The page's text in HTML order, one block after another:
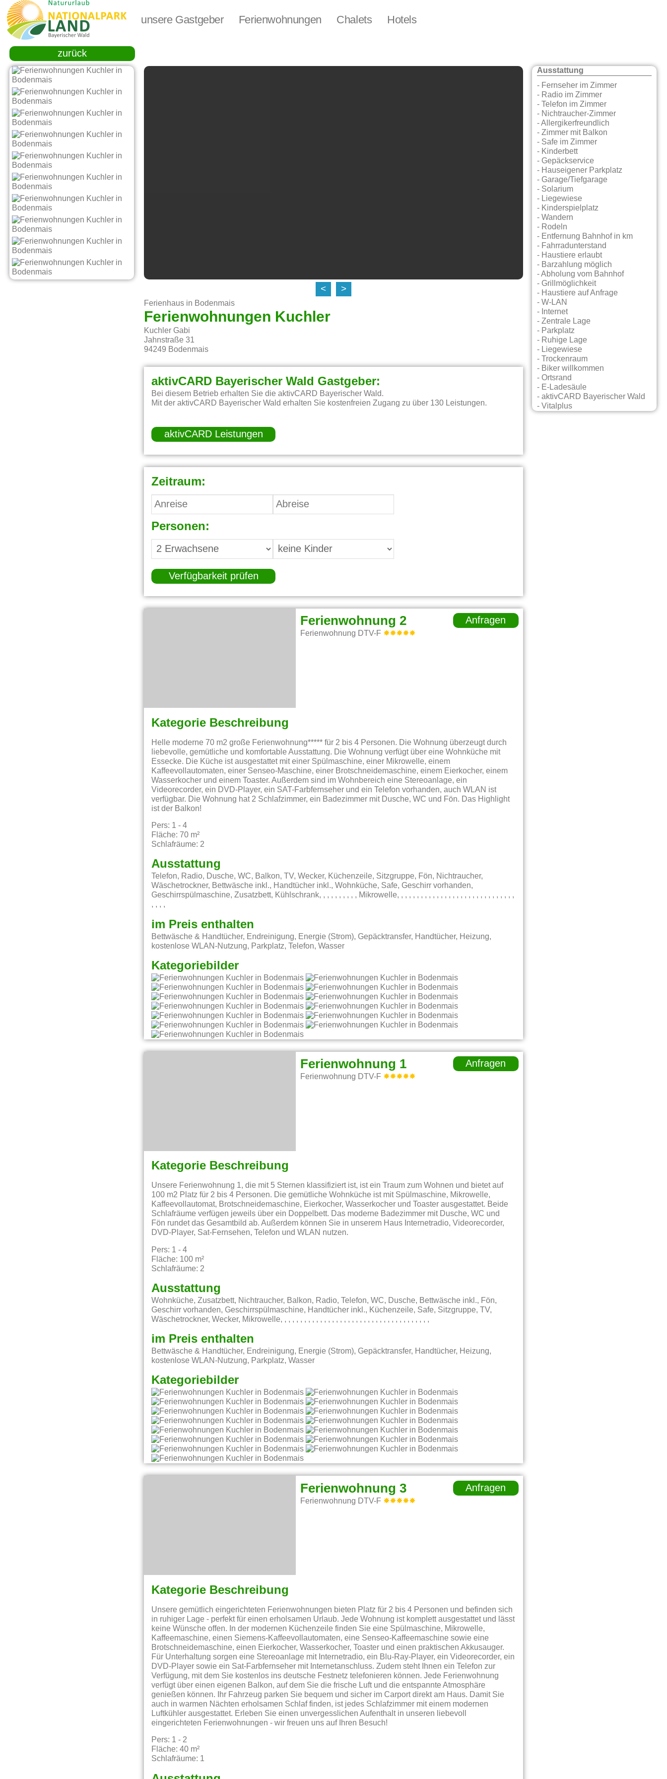
unsere Gastgeber Ferienwohnungen Chalets Hotels
zurück
< >
Ferienhaus in Bodenmais
Ferienwohnungen Kuchler
Kuchler Gabi
Jahnstraße 31
94249 Bodenmais
aktivCARD Bayerischer Wald Gastgeber:
Bei diesem Betrieb erhalten Sie die aktivCARD Bayerischer Wald.
Mit der aktivCARD Bayerischer Wald erhalten Sie kostenfreien Zugang zu über 130 Leistungen.
aktivCARD Leistungen
Zeitraum:
Personen:
Verfügbarkeit prüfen
Ferienwohnung 2
Ferienwohnung DTV-F
Anfragen
Kategorie Beschreibung
Helle moderne 70 m2 große Ferienwohnung***** für 2 bis 4 Personen. Die Wohnung überzeugt durch
liebevolle, gemütliche und komfortable Ausstattung. Die Wohnung verfügt über eine Wohnküche mit
Essecke. Die Küche ist ausgestattet mit einer Spülmaschine, einer Mikrowelle, einem
Kaffeevollautomaten, einer Senseo-Maschine, einer Brotschneidemaschine, einem Eierkocher, einem
Wasserkocher und einem Toaster. Außerdem sind im Wohnbereich eine Stereoanlage, ein
Videorecorder, ein DVD-Player, ein SAT-Farbfernseher und ein Telefon vorhanden, auch WLAN ist
verfügbar. Die Wohnung hat 2 Schlafzimmer, ein Badezimmer mit Dusche, WC und Fön. Das Highlight
ist der Balkon!
Pers: 1 - 4
Fläche: 70 m²
Schlafräume: 2
Ausstattung
Telefon, Radio, Dusche, WC, Balkon, TV, Wecker, Küchenzeile, Sitzgruppe, Fön, Nichtraucher,
Wäschetrockner, Bettwäsche inkl., Handtücher inkl., Wohnküche, Safe, Geschirr vorhanden,
Geschirrspülmaschine, Zusatzbett, Kühlschrank, , , , , , , , , , Mikrowelle, , , , , , , , , , , , , , , , , , , , , , , , , , , , , ,
, , , ,
im Preis enthalten
Bettwäsche & Handtücher, Endreinigung, Energie (Strom), Gepäcktransfer, Handtücher, Heizung,
kostenlose WLAN-Nutzung, Parkplatz, Telefon, Wasser
Kategoriebilder
Ferienwohnung 1
Ferienwohnung DTV-F
Anfragen
Kategorie Beschreibung
Unsere Ferienwohnung 1, die mit 5 Sternen klassifiziert ist, ist ein Traum zum Wohnen und bietet auf
100 m2 Platz für 2 bis 4 Personen. Die gemütliche Wohnküche ist mit Spülmaschine, Mikrowelle,
Kaffeevollautomat, Brotschneidemaschine, Eierkocher, Wasserkocher und Toaster ausgestattet. Beide
Schlafräume verfügen jeweils über ein Doppelbett. Das moderne Badezimmer mit Dusche, WC und
Fön rundet das Gesamtbild ab. Außerdem können Sie in unserem Haus Internetradio, Videorecorder,
DVD-Player, Sat-Fernsehen, Telefon und WLAN nutzen.
Pers: 1 - 4
Fläche: 100 m²
Schlafräume: 2
Ausstattung
Wohnküche, Zusatzbett, Nichtraucher, Balkon, Radio, Telefon, WC, Dusche, Bettwäsche inkl., Fön,
Geschirr vorhanden, Geschirrspülmaschine, Handtücher inkl., Küchenzeile, Safe, Sitzgruppe, TV,
Wäschetrockner, Wecker, Mikrowelle, , , , , , , , , , , , , , , , , , , , , , , , , , , , , , , , , , , , , ,
im Preis enthalten
Bettwäsche & Handtücher, Endreinigung, Energie (Strom), Gepäcktransfer, Handtücher, Heizung,
kostenlose WLAN-Nutzung, Parkplatz, Wasser
Kategoriebilder
Ferienwohnung 3
Ferienwohnung DTV-F
Anfragen
Kategorie Beschreibung
Unsere gemütlich eingerichteten Ferienwohnungen bieten Platz für 2 bis 4 Personen und befinden sich
in ruhiger Lage - perfekt für einen erholsamen Urlaub. Jede Wohnung ist komplett ausgestattet und lässt
keine Wünsche offen. In der modernen Küchenzeile finden Sie eine Spülmaschine, Mikrowelle,
Kaffeemaschine, einen Siemens-Kaffeevollautomaten, eine Senseo-Kaffeemaschine sowie eine
Brotschneidemaschine, einen Eierkocher, Wasserkocher, Toaster und einen praktischen Akkusauger.
Für Unterhaltung sorgen eine Stereoanlage mit Internetradio, ein Blu-Ray-Player, ein Videorecorder, ein
DVD-Player sowie ein Sat-Farbfernseher mit Internetanschluss. Zudem steht Ihnen ein Telefon zur
Verfügung, mit dem Sie kostenlos ins deutsche Festnetz telefonieren können. Jede Ferienwohnung
verfügt über einen eigenen Balkon, auf dem Sie die frische Luft und die entspannte Atmosphäre
genießen können. Ihr Fahrzeug parken Sie bequem und sicher im Carport direkt am Haus. Damit Sie
auch in warmen Nächten erholsamen Schlaf finden, ist jedes Schlafzimmer mit einem modernen
Luftkühler ausgestattet. Erleben Sie einen unvergesslichen Aufenthalt in unseren liebevoll
eingerichteten Ferienwohnungen - wir freuen uns auf Ihren Besuch!
Pers: 1 - 2
Fläche: 40 m²
Schlafräume: 1
Ausstattung
- Fernseher im Zimmer
- Radio im Zimmer
- Telefon im Zimmer
- Nichtraucher-Zimmer
- Allergikerfreundlich
- Zimmer mit Balkon
- Safe im Zimmer
- Kinderbett
- Gepäckservice
- Hauseigener Parkplatz
- Garage/Tiefgarage
- Solarium
- Liegewiese
- Kinderspielplatz
- Wandern
- Rodeln
- Entfernung Bahnhof in km
- Fahrradunterstand
- Haustiere erlaubt
- Barzahlung möglich
- Abholung vom Bahnhof
- Grillmöglichkeit
- Haustiere auf Anfrage
- W-LAN
- Internet
- Zentrale Lage
- Parkplatz
- Ruhige Lage
- Liegewiese
- Trockenraum
- Biker willkommen
- Ortsrand
- E-Ladesäule
- aktivCARD Bayerischer Wald
- Vitalplus